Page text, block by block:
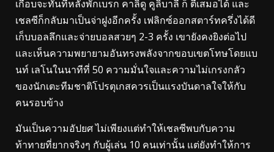
เกือบจะทันทีหลังพักเบรก คาลิดู คูลิบาลี ก็ ตีเสมอได้ และ
เชลซีก็กลับมาเป็นจ่าฝูงอีกครั้ง เฟลิกซ์ออกสตาร์ทครึ่งได้ดี
เก็บบอลลึกและจ่ายบอลสวยๆ 2-3 ครั้ง เขายังคงยิงต่อไป
และเห็นความพยายามอันทรงพลังจากขอบเขตโทษโดยแบ
นท์ เลโนในนาทีที่ 50 ความมั่นใจและความไม่เกรงกลัว
ของนักเตะทีมชาติโปรตุเกสควรเป็นแรงบันดาลใจให้กับ
คนรอบข้าง
มันเป็นความอัปยศ ไม่เพียงแต่ทำให้เชลซีพบกับความ
ท้าทายที่ยากจริงๆ กับผู้เล่น 10 คนเท่านั้น แต่ยังทำให้การ